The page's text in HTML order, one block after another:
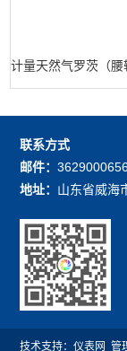
联系方式
邮件：
地址： 山东省威海
技术支持：仪表网 管